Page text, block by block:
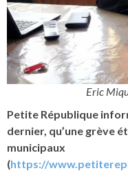
Eric
Petite République
dernier, qu’une grève
municipaux
(https://